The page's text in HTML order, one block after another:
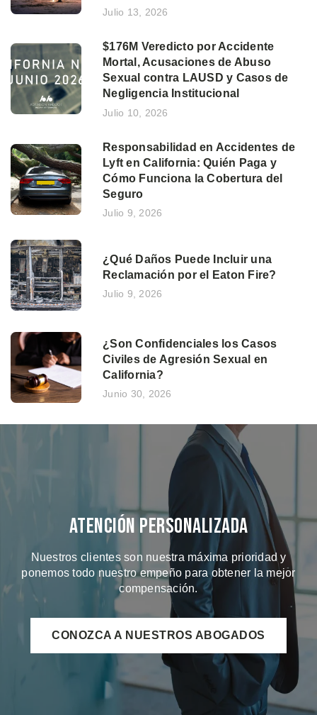
Julio 13, 2026
$176M Veredicto por Accidente
Mortal, Acusaciones de Abuso
Sexual contra LAUSD y Casos de
Negligencia Institucional
Julio 10, 2026
Responsabilidad en Accidentes de
Lyft en California: Quién Paga y
Cómo Funciona la Cobertura del
Seguro
Julio 9, 2026
¿Qué Daños Puede Incluir una
Reclamación por el Eaton Fire?
Julio 9, 2026
¿Son Confidenciales los Casos
Civiles de Agresión Sexual en
California?
Junio 30, 2026
Atención Personalizada
Nuestros clientes son nuestra máxima prioridad y
ponemos todo nuestro empeño para obtener la mejor
compensación.
CONOZCA A NUESTROS ABOGADOS